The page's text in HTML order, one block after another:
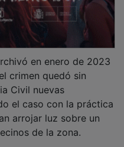
en enero de 2023
crimen quedó sin
Civil nuevas
el caso con la práctica
arrojar luz sobre un
de la zona.